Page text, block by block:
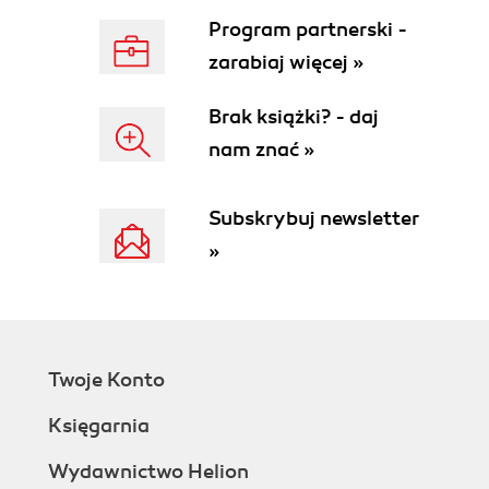
Niebanalne krawędzie fotografii (148)
Malowane krawędzie (152)
Rozdział 6. Poważne efekty uboczne. Efekty, które
trudno zaszufladkować (163)
Projektowanie znaczków pocztowych (168)
Dopasowywanie kształtu napisów do obiektów
Wyładowania elektryczne (190)
Napis z chromowanymi krawędziami (200)
Program partnerski -
zarabiaj więcej »
Brak książki? - daj
nam znać »
Subskrybuj newsletter
»
Twoje Konto
Księgarnia
Wydawnictwo Helion